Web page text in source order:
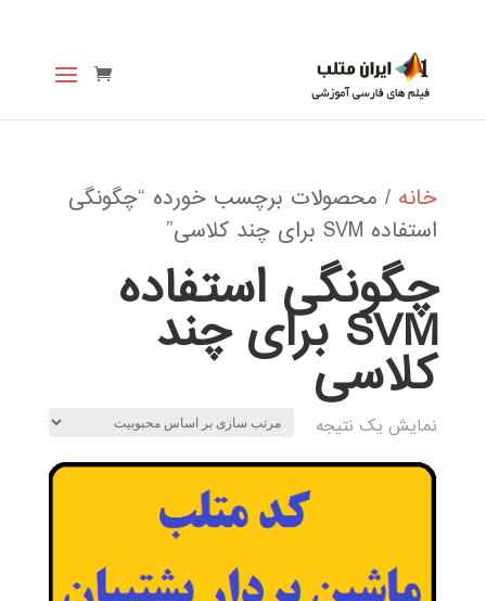
خانه / محصولات برچسب خورده “چگونگی
استفاده SVM برای چند کلاسی”
چگونگی استفاده
SVM برای چند
کلاسی
نمایش یک نتیجه